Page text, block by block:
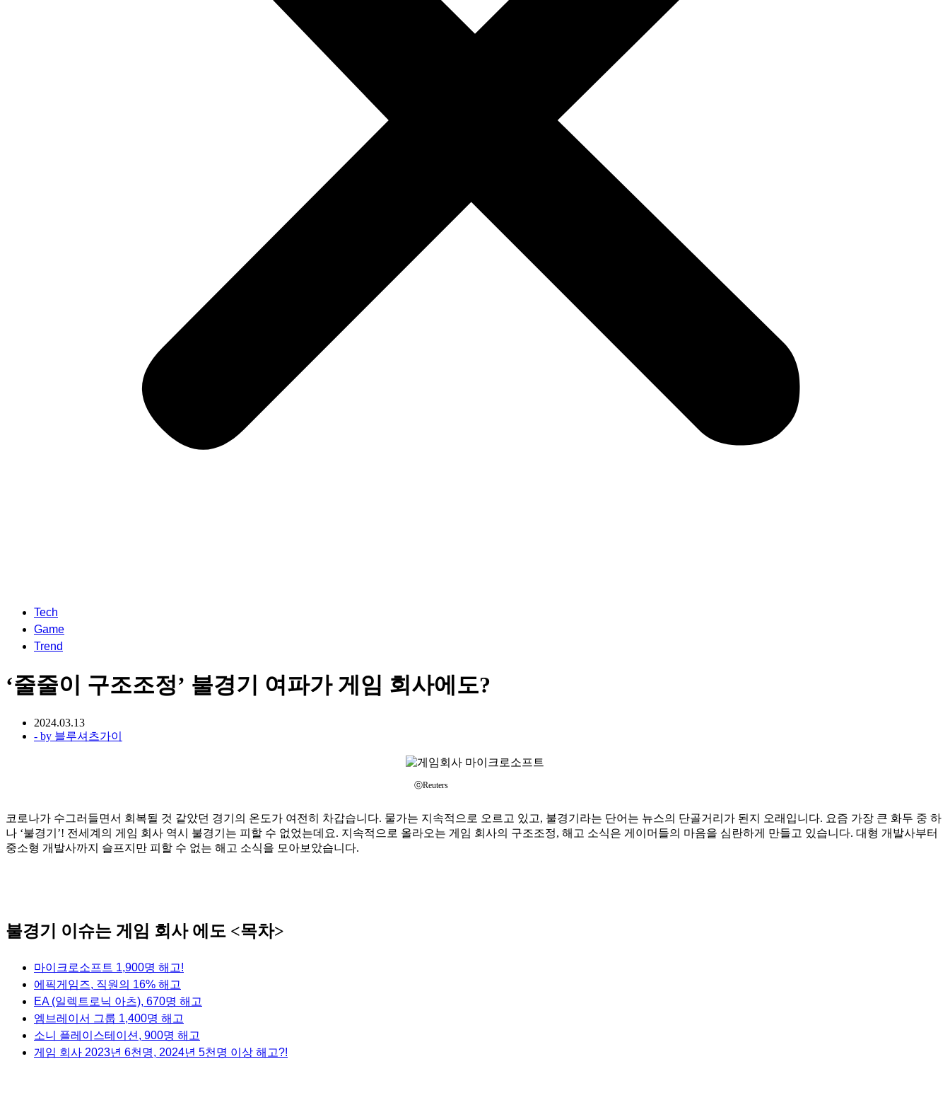
Tech
Game
Trend
‘줄줄이 구조조정’ 불경기 여파가 게임 회사에도?
2024.03.13
- by 블루셔츠가이
ⓒReuters
코로나가 수그러들면서 회복될 것 같았던 경기의 온도가 여전히 차갑습니다. 물가는 지속적으로 오르고 있고, 불경기라는 단어는 뉴스의 단골거리가 된지 오래입니다. 요즘 가장 큰 화두 중 하
나 ‘불경기’! 전세계의 게임 회사 역시 불경기는 피할 수 없었는데요. 지속적으로 올라오는 게임 회사의 구조조정, 해고 소식은 게이머들의 마음을 심란하게 만들고 있습니다. 대형 개발사부터
중소형 개발사까지 슬프지만 피할 수 없는 해고 소식을 모아보았습니다.
불경기 이슈는 게임 회사 에도 <목차>
마이크로소프트 1,900명 해고!
에픽게임즈, 직원의 16% 해고
EA (일렉트로닉 아츠), 670명 해고
엠브레이서 그룹 1,400명 해고
소니 플레이스테이션, 900명 해고
게임 회사 2023년 6천명, 2024년 5천명 이상 해고?!